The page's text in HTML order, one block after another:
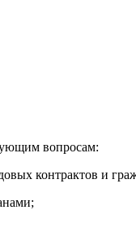
вопросам:
контрактов и